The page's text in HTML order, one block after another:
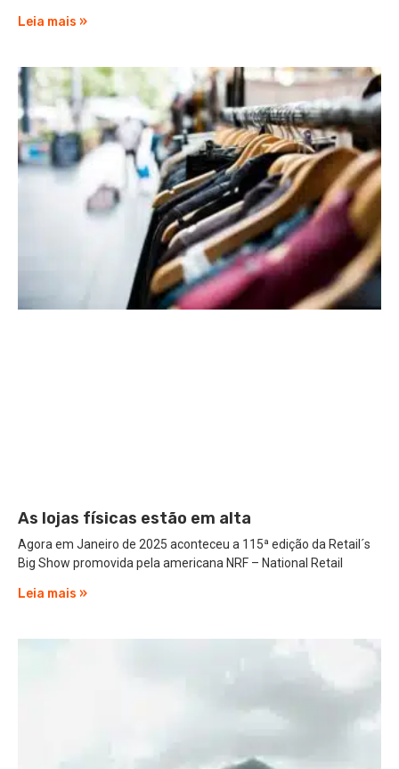
Leia mais »
As lojas físicas estão em alta
Agora em Janeiro de 2025 aconteceu a 115ª edição da Retail´s
Big Show promovida pela americana NRF – National Retail
Leia mais »